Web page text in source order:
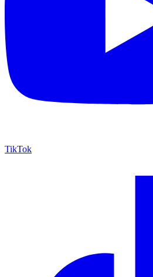
TikTok